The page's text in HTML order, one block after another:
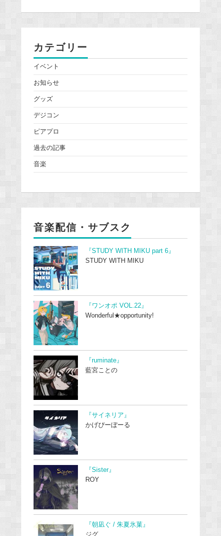
カテゴリー
イベント
お知らせ
グッズ
デジコン
ピアプロ
過去の記事
音楽
音楽配信・サブスク
『STUDY WITH MIKU part 6』
STUDY WITH MIKU
『ワンオポ VOL.22』
Wonderful★opportunity!
『ruminate』
藍宮ことの
『サイネリア』
かげぴーぼーる
『Sister』
ROY
『朝凪ぐ / 朱夏氷菓』
ジグ